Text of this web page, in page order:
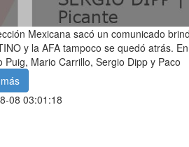
Mexicana sacó un comunicado
y la AFA tampoco se quedó atrás.
Puig, Mario Carrillo, Sergio Dipp y Paco
08 03:01:18